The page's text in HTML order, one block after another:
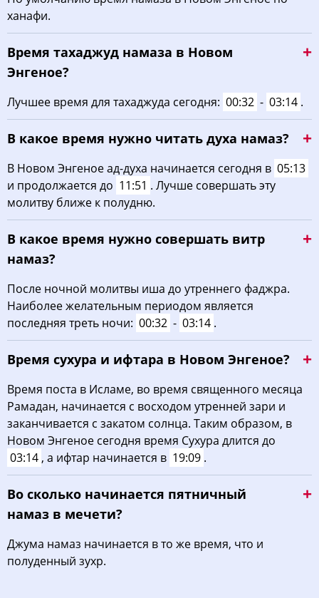
22, Сб
23, Вс 03:37 05:10 11:59 15:46 20:12
18:45 20:10
25, Вт 03:40 05:12 11:58 15:44 18:43 20:08
27, Чт 03:43 05:14 11:57 15:43 18:40
28, Пт 03:45 05:15 11:57 15:42 18:38 20:02
03:46 05:16 15:41 18:37
03:48 05:18 11:57 15:40 18:35 19:58
03:49 05:19 11:56 15:39 18:33
ханафи.
Время тахаджуд намаза в Новом
Энгеное?
Лучшее время для тахаджуда сегодня: 00:32 - 03:14 .
В какое время нужно читать духа намаз?
В Новом Энгеное ад-духа начинается сегодня в 05:13
и продолжается до 11:51 . Лучше совершать эту
молитву ближе к полудню.
В какое время нужно совершать витр
намаз?
После ночной молитвы иша до утреннего фаджра.
Наиболее желательным периодом является
последняя треть ночи: 00:32 - 03:14 .
Время сухура и ифтара в Новом Энгеное?
Время поста в Исламе, во время священного месяца
Рамадан, начинается с восходом утренней зари и
заканчивается с закатом солнца. Таким образом, в
Новом Энгеное сегодня время Сухура длится до
03:14 , а ифтар начинается в 19:09 .
Во сколько начинается пятничный
намаз в мечети?
Джума намаз начинается в то же время, что и
полуденный зухр.